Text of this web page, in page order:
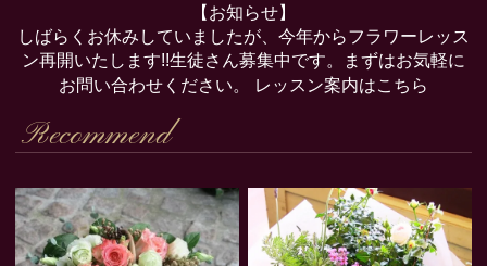
【お知らせ】
しばらくお休みしていましたが、今年からフラワーレッス
ン再開いたします!!生徒さん募集中です。まずはお気軽に
お問い合わせください。
レッスン案内はこちら
Recommend